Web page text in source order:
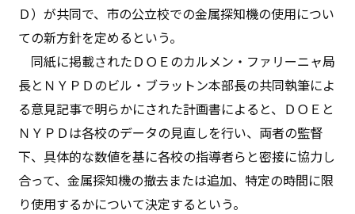
Ｄ）が共同で、市の公立校での金属探知機の使用につい
ての新方針を定めるという。
同紙に掲載されたＤＯＥのカルメン・ファリーニャ局
長とＮＹＰＤのビル・ブラットン本部長の共同執筆によ
る意見記事で明らかにされた計画書によると、ＤＯＥと
ＮＹＰＤは各校のデータの見直しを行い、両者の監督
下、具体的な数値を基に各校の指導者らと密接に協力し
合って、金属探知機の撤去または追加、特定の時間に限
り使用するかについて決定するという。